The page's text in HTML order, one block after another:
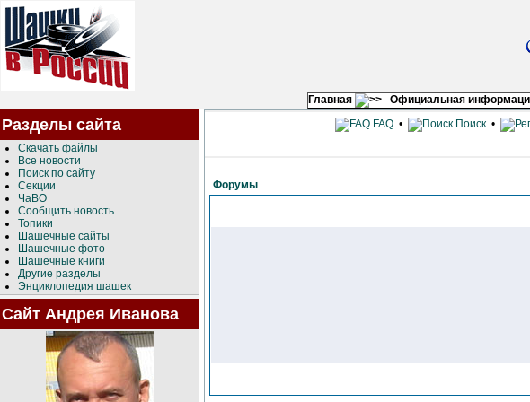
Главная
Официальная
Разделы сайта
Скачать файлы
Все новости
Поиск по сайту
Секции
ЧаВО
Сообщить новость
Топики
Шашечные сайты
Шашечные фото
Шашечные книги
Другие разделы
Энциклопедия шашек
Сайт Андрея Иванова
FAQ• Поиск•
Форумы